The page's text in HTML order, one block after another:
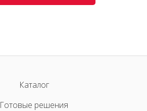
Каталог
Готовые решения